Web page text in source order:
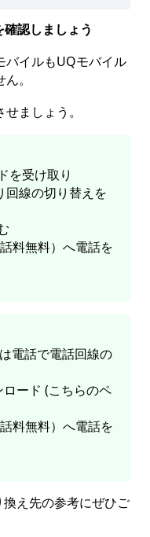
認しましょう
バイルもUQモバイル
。
ましょう。
を受け取り
回線の切り替えを
料無料）へ電話を
電話で電話回線の
ード (こちらのペ
料無料）へ電話を
え先の参考にぜひご